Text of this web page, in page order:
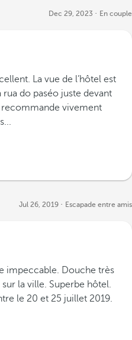
Dec 29, 2023 En couple
La vue de l’hôtel est
do paséo juste devant
vivement
Jul 26, 2019 Escapade entre amis
impeccable. Douche très
sur la ville. Superbe hôtel.
le 20 et 25 juillet 2019.